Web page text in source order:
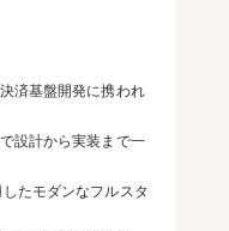
済基盤開発に携われ
設計から実装まで一
たモダンなフルスタ